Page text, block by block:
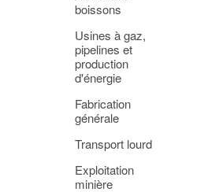
boissons
Usines à gaz,
pipelines et
production
d'énergie
Fabrication
générale
Transport lourd
Exploitation
minière